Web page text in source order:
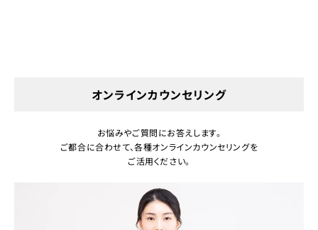
オンラインカウンセリング
お悩みやご質問にお答えします。
ご都合に合わせて、各種オンラインカウンセリングを
ご活用ください。